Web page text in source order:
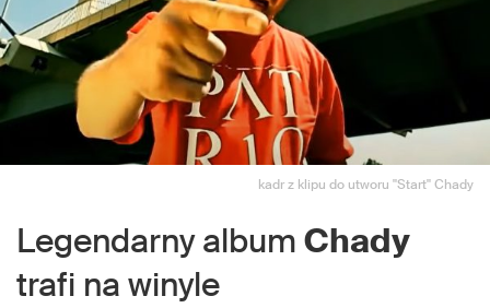
kadr z klipu do utworu "Start" Chady
Legendarny album Chady
trafi na winyle